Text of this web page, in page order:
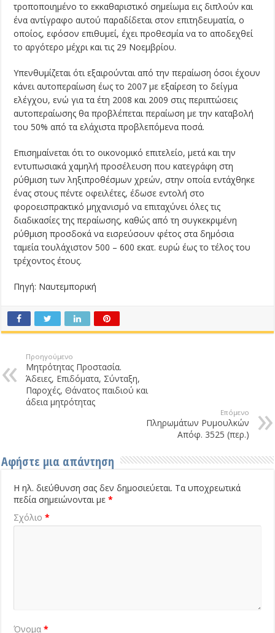
τροποποιημένο το εκκαθαριστικό σημείωμα εις διπλούν και
ένα αντίγραφο αυτού παραδίδεται στον επιτηδευματία, ο
οποίος, εφόσον επιθυμεί, έχει προθεσμία να το αποδεχθεί
το αργότερο μέχρι και τις 29 Νοεμβρίου.
Υπενθυμίζεται ότι εξαιρούνται από την περαίωση όσοι έχουν
κάνει αυτοπεραίωση έως το 2007 με εξαίρεση το δείγμα
ελέγχου, ενώ για τα έτη 2008 και 2009 στις περιπτώσεις
αυτοπεραίωσης θα προβλέπεται περαίωση με την καταβολή
του 50% από τα ελάχιστα προβλεπόμενα ποσά.
Επισημαίνεται ότι το οικονομικό επιτελείο, μετά και την
εντυπωσιακά χαμηλή προσέλευση που κατεγράφη στη
ρύθμιση των ληξιπροθέσμων χρεών, στην οποία εντάχθηκε
ένας στους πέντε οφειλέτες, έδωσε εντολή στο
φοροεισπρακτικό μηχανισμό να επιταχύνει όλες τις
διαδικασίες της περαίωσης, καθώς από τη συγκεκριμένη
ρύθμιση προσδοκά να εισρεύσουν φέτος στα δημόσια
ταμεία τουλάχιστον 500 – 600 εκατ. ευρώ έως το τέλος του
τρέχοντος έτους.
Πηγή: Ναυτεμπορική
Προηγούμενο
Μητρότητας Προστασία.
Άδειες, Επιδόματα, Σύνταξη,
Παροχές, Θάνατος παιδιού και
άδεια μητρότητας
Επόμενο
Πληρωμάτων Ρυμουλκών
Απόφ. 3525 (περ.)
Αφήστε μια απάντηση
Η ηλ. διεύθυνση σας δεν δημοσιεύεται. Τα υποχρεωτικά
πεδία σημειώνονται με*
Σχόλιο*
Όνομα*